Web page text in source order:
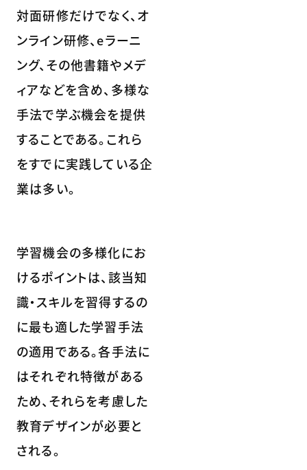
対面研修だけでなく、オ
ンライン研修、eラーニ
ング、その他書籍やメデ
ィアなどを含め、多様な
手法で学ぶ機会を提供
することである。これら
をすでに実践している企
業は多い。
学習機会の多様化にお
けるポイントは、該当知
識・スキルを習得するの
に最も適した学習手法
の適用である。各手法に
はそれぞれ特徴がある
ため、それらを考慮した
教育デザインが必要と
される。